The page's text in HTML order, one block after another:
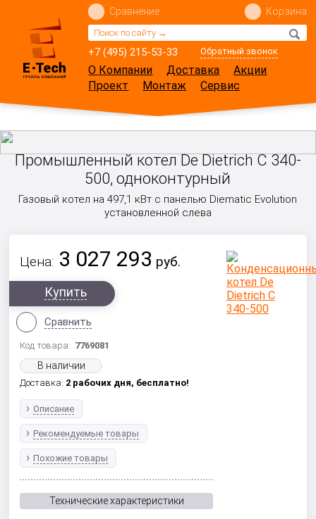
+7 (495) 215-53-33 Обратный звонок
Сравнение Корзина
О Компании Доставка
Акции
Проект
Монтаж Сервис
Промышленный котел De Dietrich C 340-
500, одноконтурный
Газовый котел на 497,1 кВт с панелью Diematic Evolution
установленной слева
Цена: 3 027 293 руб.
Купить
Сравнить
Код товара: 7769081
В наличии
Доставка: 2 рабочих дня, бесплатно!
Описание
Рекомендуемые товары
Похожие товары
Технические характеристики